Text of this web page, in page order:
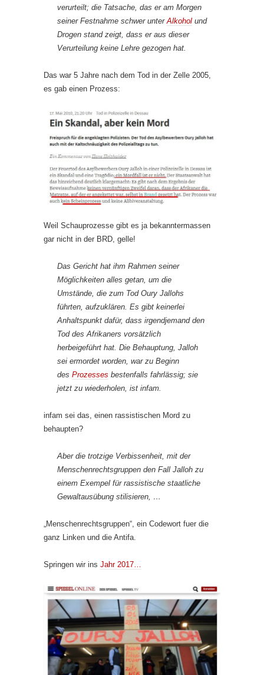
verurteilt; die Tatsache, das er am Morgen
seiner Festnahme schwer unterAlkohol und
Drogen stand zeigt, dass er aus dieser
Verurteilung keine Lehre gezogen hat.
Das war 5 Jahre nach dem Tod in der Zelle 2005,
es gab einen Prozess:
Weil Schauprozesse gibt es ja bekanntermassen
gar nicht in der BRD, gelle!
Das Gericht hat ihm Rahmen seiner
Möglichkeiten alles getan, um die
Umstände, die zum Tod Oury Jallohs
führten, aufzuklären. Es gibt keinerlei
Anhaltspunkt dafür, dass irgendjemand den
Tod des Afrikaners vorsätzlich
herbeigeführt hat. Die Behauptung, Jalloh
sei ermordet worden, war zu Beginn
des Prozesses bestenfalls fahrlässig; sie
jetzt zu wiederholen, ist infam.
infam sei das, einen rassistischen Mord zu
behaupten?
Aber die trotzige Verbissenheit, mit der
Menschenrechtsgruppen den Fall Jalloh zu
einem Exempel für rassistische staatliche
Gewaltausübung stilisieren, …
„Menschenrechtsgruppen“, ein Codewort fuer die
ganz Linken und die Antifa.
Springen wir ins Jahr 2017…